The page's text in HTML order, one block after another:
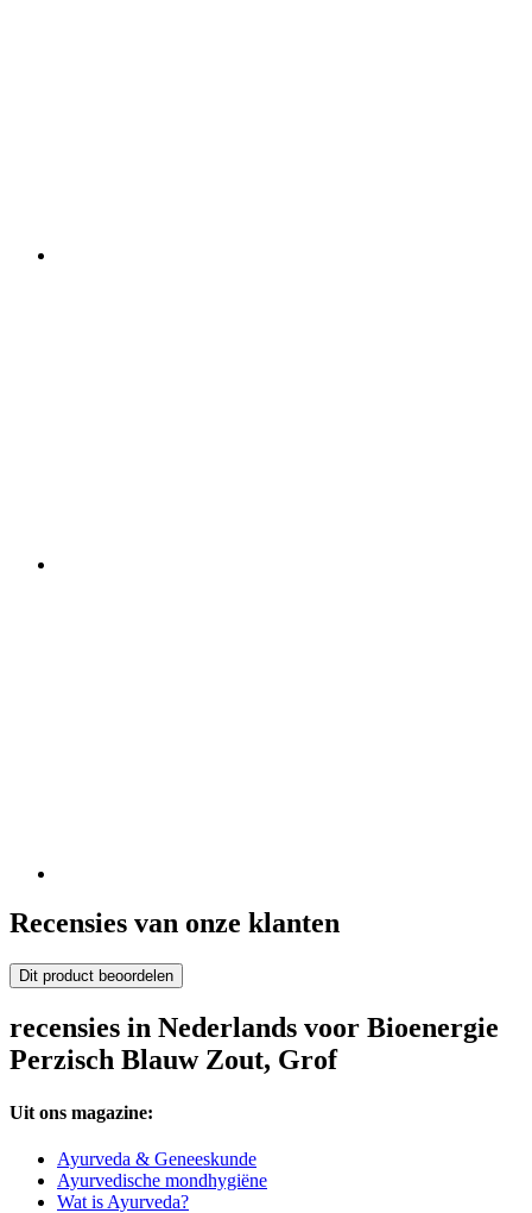
Recensies van onze klanten
Dit product beoordelen
recensies in Nederlands voor Bioenergie
Perzisch Blauw Zout, Grof
Uit ons magazine:
Ayurveda & Geneeskunde
Ayurvedische mondhygiëne
Wat is Ayurveda?